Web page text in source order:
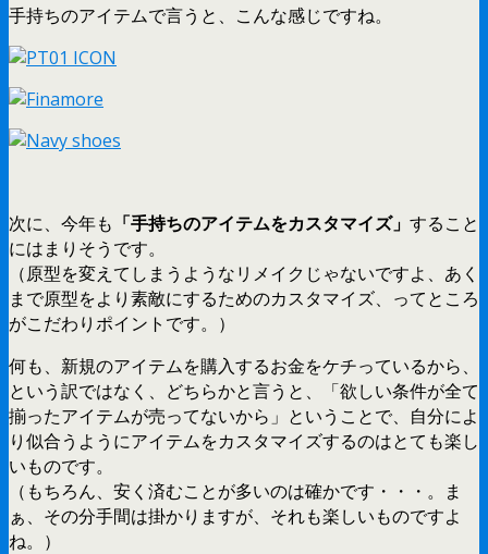
手持ちのアイテムで言うと、こんな感じですね。
次に、今年も 「手持ちのアイテムをカスタマイズ」 すること
にはまりそうです。
（原型を変えてしまうようなリメイクじゃないですよ、あく
まで原型をより素敵にするためのカスタマイズ、ってところ
がこだわりポイントです。）
何も、新規のアイテムを購入するお金をケチっているから、
という訳ではなく、どちらかと言うと、「欲しい条件が全て
揃ったアイテムが売ってないから」ということで、自分によ
り似合うようにアイテムをカスタマイズするのはとても楽し
いものです。
（もちろん、安く済むことが多いのは確かです・・・。ま
ぁ、その分手間は掛かりますが、それも楽しいものですよ
ね。）